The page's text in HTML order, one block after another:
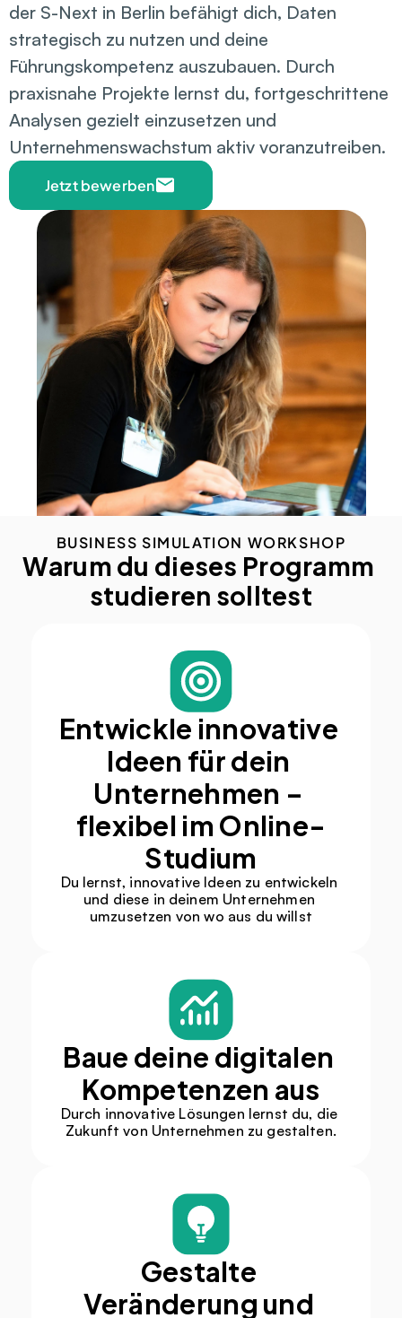
der S-Next in Berlin befähigt dich, Daten
strategisch zu nutzen und deine
Führungskompetenz auszubauen. Durch
praxisnahe Projekte lernst du, fortgeschrittene
Analysen gezielt einzusetzen und
Unternehmenswachstum aktiv voranzutreiben.
Jetzt bewerben
BUSINESS SIMULATION WORKSHOP
Warum du dieses Programm
studieren solltest
Entwickle innovative
Ideen für dein
Unternehmen –
flexibel im Online-
Studium
Du lernst, innovative Ideen zu entwickeln
und diese in deinem Unternehmen
umzusetzen von wo aus du willst
Baue deine digitalen
Kompetenzen aus
Durch innovative Lösungen lernst du, die
Zukunft von Unternehmen zu gestalten.
Gestalte
Veränderung und